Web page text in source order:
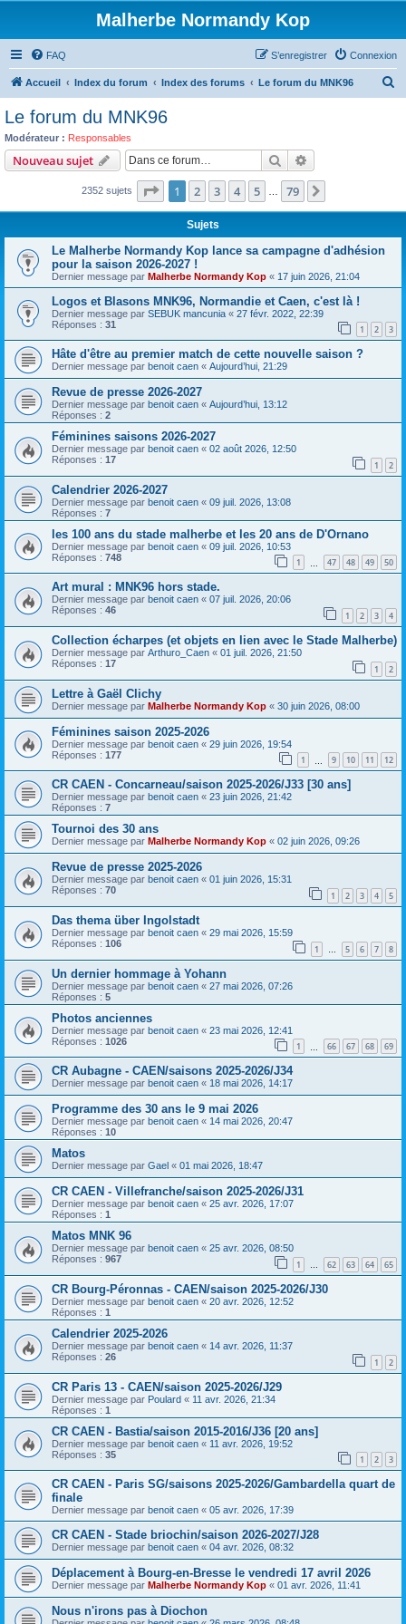
Malherbe Normandy Kop
FAQ Connexion
S’enregistrer
Accueil Index du forum Index des forums Le forum du MNK96
c
Le forum du MNK96
Modérateur : Responsables
Nouveau sujet Rechercher
2352 sujets Page 1sur79
1 2 3 4 5 79
Sujets
Le Malherbe Normandy Kop lance sa campagne d'adhésion
pour la saison 2026-2027 !
Dernier message par Malherbe Normandy Kop « 17 juin 2026, 21:04
Logos et Blasons MNK96, Normandie et Caen, c'est là !
Dernier message par SEBUK mancunia « 27 févr. 2022, 22:39
Réponses : 31 1 2 3
Hâte d'être au premier match de cette nouvelle saison ?
Dernier message par benoit caen « Aujourd’hui, 21:29
Revue de presse 2026-2027
Dernier message par benoit caen « Aujourd’hui, 13:12
Réponses : 2
Féminines saisons 2026-2027
Dernier message par benoit caen « 02 août 2026, 12:50
Réponses : 17 1 2
Calendrier 2026-2027
Dernier message par benoit caen « 09 juil. 2026, 13:08
Réponses : 7
les 100 ans du stade malherbe et les 20 ans de D'Ornano
Dernier message par benoit caen « 09 juil. 2026, 10:53
Réponses : 748 1 47 48 49 50
Art mural : MNK96 hors stade.
Dernier message par benoit caen « 07 juil. 2026, 20:06
Réponses : 46 1 2 3 4
Collection écharpes (et objets en lien avec le Stade Malherbe)
Dernier message par Arthuro_Caen « 01 juil. 2026, 21:50
Réponses : 17 1 2
Lettre à Gaël Clichy
Dernier message par Malherbe Normandy Kop « 30 juin 2026, 08:00
Féminines saison 2025-2026
Dernier message par benoit caen « 29 juin 2026, 19:54
Réponses : 177 1 9 10 11 12
CR CAEN - Concarneau/saison 2025-2026/J33 [30 ans]
Dernier message par benoit caen « 23 juin 2026, 21:42
Réponses : 7
Tournoi des 30 ans
Dernier message par Malherbe Normandy Kop « 02 juin 2026, 09:26
Revue de presse 2025-2026
Dernier message par benoit caen « 01 juin 2026, 15:31
Réponses : 70 1 2 3 4 5
Das thema über Ingolstadt
Dernier message par benoit caen « 29 mai 2026, 15:59
Réponses : 106 1 … 5 6 7 8
Un dernier hommage à Yohann
Dernier message par benoit caen « 27 mai 2026, 07:26
Réponses : 5
Photos anciennes
Dernier message par benoit caen « 23 mai 2026, 12:41
Réponses : 1026 1 66 67 68 69
CR Aubagne - CAEN/saisons 2025-2026/J34
Dernier message par benoit caen « 18 mai 2026, 14:17
Programme des 30 ans le 9 mai 2026
Dernier message par benoit caen « 14 mai 2026, 20:47
Réponses : 10
Matos
Dernier message par Gael « 01 mai 2026, 18:47
CR CAEN - Villefranche/saison 2025-2026/J31
Dernier message par benoit caen « 25 avr. 2026, 17:07
Réponses : 1
Matos MNK 96
Dernier message par benoit caen « 25 avr. 2026, 08:50
Réponses : 967 1 … 62 63 64 65
CR Bourg-Péronnas - CAEN/saison 2025-2026/J30
Dernier message par benoit caen « 20 avr. 2026, 12:52
Réponses : 1
Calendrier 2025-2026
Dernier message par benoit caen « 14 avr. 2026, 11:37
Réponses : 26 1 2
CR Paris 13 - CAEN/saison 2025-2026/J29
Dernier message par Poulard « 11 avr. 2026, 21:34
Réponses : 1
CR CAEN - Bastia/saison 2015-2016/J36 [20 ans]
Dernier message par benoit caen « 11 avr. 2026, 19:52
Réponses : 35 1 2 3
CR CAEN - Paris SG/saisons 2025-2026/Gambardella quart de
finale
Dernier message par benoit caen « 05 avr. 2026, 17:39
CR CAEN - Stade briochin/saison 2026-2027/J28
Dernier message par benoit caen « 04 avr. 2026, 08:32
Déplacement à Bourg-en-Bresse le vendredi 17 avril 2026
Dernier message par Malherbe Normandy Kop « 01 avr. 2026, 11:41
Nous n'irons pas à Diochon